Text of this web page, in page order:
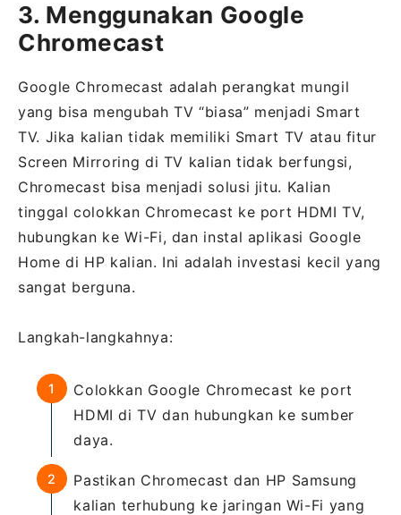
3. Menggunakan Google
Chromecast
Google Chromecast adalah perangkat mungil
yang bisa mengubah TV “biasa” menjadi Smart
TV. Jika kalian tidak memiliki Smart TV atau fitur
Screen Mirroring di TV kalian tidak berfungsi,
Chromecast bisa menjadi solusi jitu. Kalian
tinggal colokkan Chromecast ke port HDMI TV,
hubungkan ke Wi-Fi, dan instal aplikasi Google
Home di HP kalian. Ini adalah investasi kecil yang
sangat berguna.
Langkah-langkahnya:
Colokkan Google Chromecast ke port
HDMI di TV dan hubungkan ke sumber
daya.
Pastikan Chromecast dan HP Samsung
kalian terhubung ke jaringan Wi-Fi yang